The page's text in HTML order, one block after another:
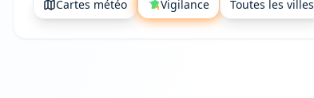
Cartes météo Vigilance Toutes les villes